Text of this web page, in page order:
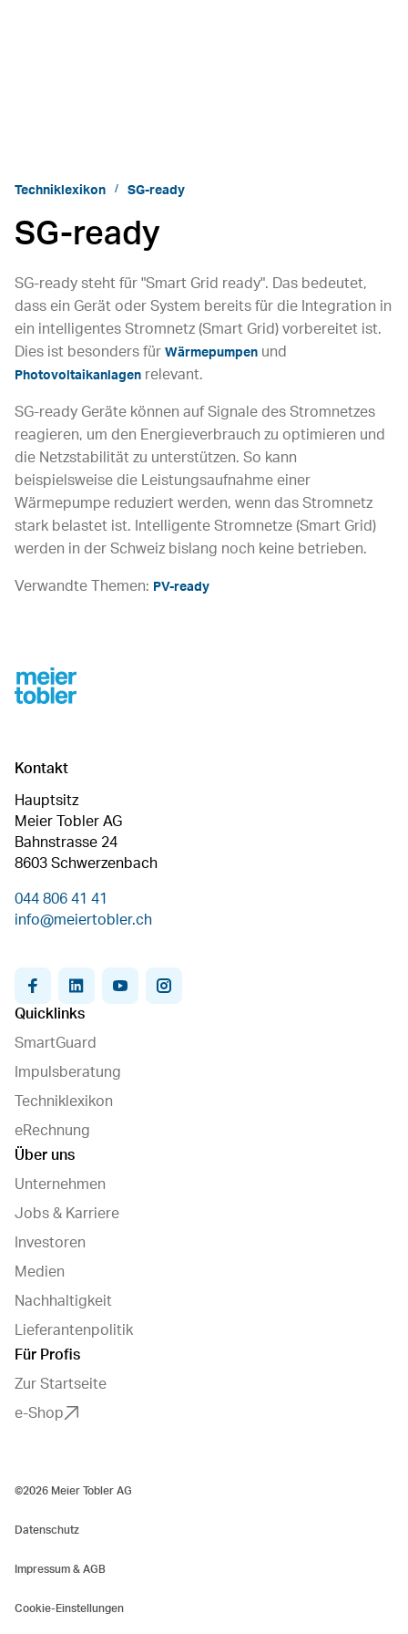
Techniklexikon SG-ready
SG-ready
SG-ready steht für "Smart Grid ready". Das bedeutet,
dass ein Gerät oder System bereits für die Integration in
ein intelligentes Stromnetz (Smart Grid) vorbereitet ist.
Dies ist besonders für Wärmepumpen und
Photovoltaikanlagen relevant.
SG-ready Geräte können auf Signale des Stromnetzes
reagieren, um den Energieverbrauch zu optimieren und
die Netzstabilität zu unterstützen. So kann
beispielsweise die Leistungsaufnahme einer
Wärmepumpe reduziert werden, wenn das Stromnetz
stark belastet ist. Intelligente Stromnetze (Smart Grid)
werden in der Schweiz bislang noch keine betrieben.
Verwandte Themen: PV-ready
Footer
Kontakt
Hauptsitz
Meier Tobler AG
Bahnstrasse 24
8603 Schwerzenbach
044 806 41 41
info@meiertobler.ch
facebooklinkedin youtubeinstagram
Quicklinks
SmartGuard
Impulsberatung
Techniklexikon
eRechnung
Über uns
Unternehmen
Jobs & Karriere
Investoren
Medien
Nachhaltigkeit
Lieferantenpolitik
Für Profis
Zur Startseite
e-Shop
©2026 Meier Tobler AG
Datenschutz
Impressum & AGB
Cookie-Einstellungen